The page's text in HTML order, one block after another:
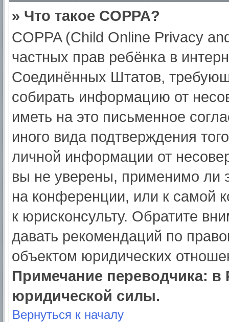
» Что такое COPPA?
COPPA (Child Online Privacy
частных прав ребёнка в
Соединённых Штатов,
собирать информацию от
иметь на это письменное
иного вида подтверждения
личной информации от
вы не уверены, применимо ли
на конференции, или к самой
к юрисконсульту. Обратите
давать рекомендаций по
объектом юридических
Примечание переводчика: в
юридической силы.
Вернуться к началу